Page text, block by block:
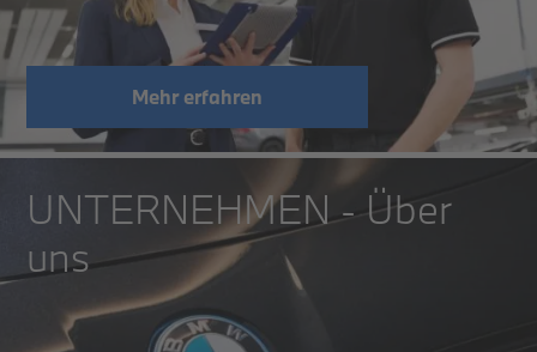
Mehr erfahren
UNTERNEHMEN - Über
uns